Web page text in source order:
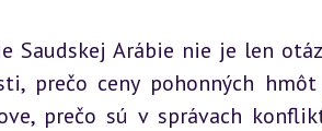
Saudskej Arábie nie je len
prečo ceny pohonných hmôt
prečo sú v správach